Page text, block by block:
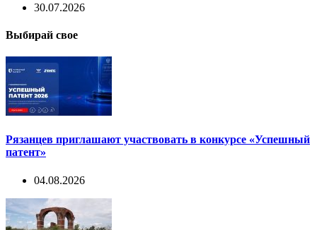
30.07.2026
Выбирай свое
Рязанцев приглашают участвовать в конкурсе «Успешный
патент»
04.08.2026